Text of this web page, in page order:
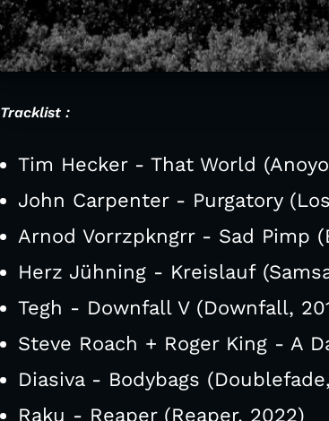
Tracklist :
Tim Hecker - That World
John Carpenter - Purgatory
Arnod Vorrzpkngrr - Sad Pimp
Herz Jühning - Kreislauf
Tegh - Downfall V (Downfall,
Steve Roach + Roger King - A
Diasiva - Bodybags
Raku - Reaper (Reaper, 2022)